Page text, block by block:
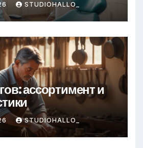
STUDIOHALLO_
ассортимент и
STUDIOHALLO_